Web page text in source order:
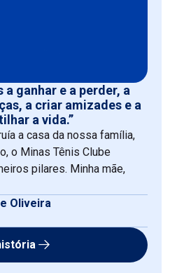
a ganhar e a perder, a
a criar amizades e a
a vida.”
a casa da nossa família,
o Minas Tênis Clube
pilares. Minha mãe,
Oliveira